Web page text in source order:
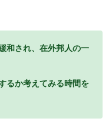
和され、在外邦人の一
るか考えてみる時間を